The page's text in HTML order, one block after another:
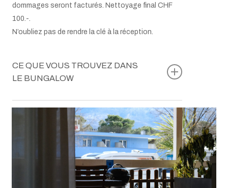
dommages seront facturés. Nettoyage final CHF
100.-.
N’oubliez pas de rendre la clé à la réception.
CE QUE VOUS TROUVEZ DANS
LE BUNGALOW
Literie et linges de toilette
Plaque de cuisson à induction
Four à micro-ondes
Réfrigérateur avec compartiment congélateur
Machine Nespresso
Bouilloire électrique
Torchons, liquide vaisselle, éponges